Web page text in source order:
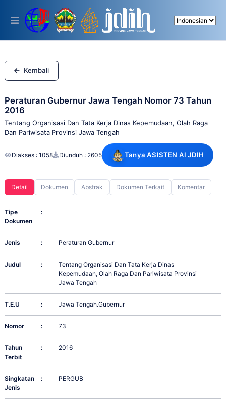
This
includes
accessibility
system.
Kembali
Peraturan Gubernur Jawa Tengah Nomor 73 Tahun
2016
Tentang Organisasi Dan Tata Kerja Dinas Kepemudaan, Olah Raga
Dan Pariwisata Provinsi Jawa Tengah
Diakses : 1058 Diunduh : 2605 Tanya ASISTEN AI JDIH
Detail Dokumen Abstrak Dokumen Terkait Komentar
Tipe
Dokumen
:
Jenis : Peraturan Gubernur
Judul :
Tentang Organisasi Dan Tata Kerja Dinas
Kepemudaan, Olah Raga Dan Pariwisata Provinsi
Jawa Tengah
T.E.U : Jawa Tengah.Gubernur
Nomor : 73
Tahun
Terbit
: 2016
Singkatan
Jenis
: PERGUB